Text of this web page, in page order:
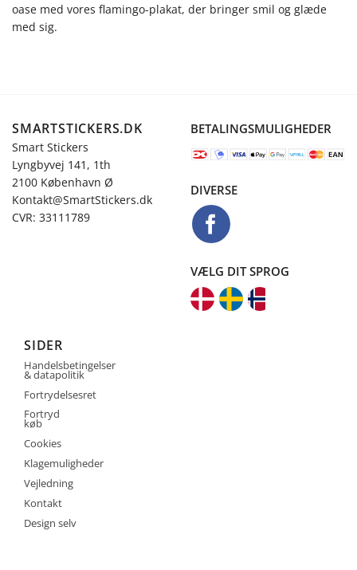
oase med vores flamingo-plakat, der bringer smil og glæde
med sig.
SMARTSTICKERS.DK
Smart Stickers
Lyngbyvej 141, 1th
2100 København Ø
Kontakt@SmartStickers.dk
CVR: 33111789
BETALINGSMULIGHEDER
DIVERSE
VÆLG DIT SPROG
SIDER
Handelsbetingelser
& datapolitik
Fortrydelsesret
Fortryd
køb
Cookies
Klagemuligheder
Vejledning
Kontakt
Design selv